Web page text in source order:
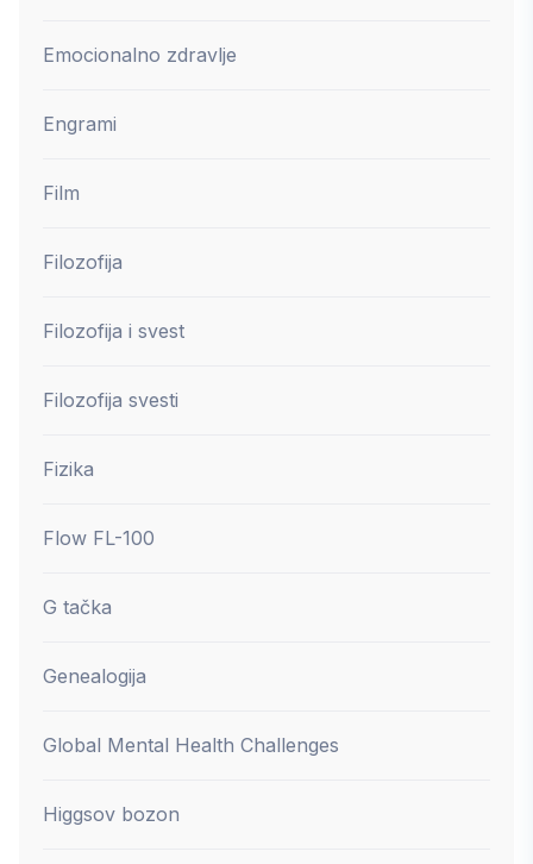
Emocionalno zdravlje
Engrami
Film
Filozofija
Filozofija i svest
Filozofija svesti
Fizika
Flow FL-100
G tačka
Genealogija
Global Mental Health Challenges
Higgsov bozon